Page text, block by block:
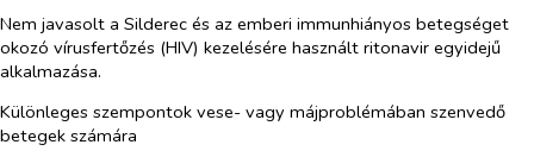
Nem javasolt a Silderec és az emberi immunhiányos betegséget
okozó vírusfertőzés (HIV) kezelésére használt ritonavir egyidejű
alkalmazása.
Különleges szempontok vese- vagy májproblémában szenvedő
betegek számára